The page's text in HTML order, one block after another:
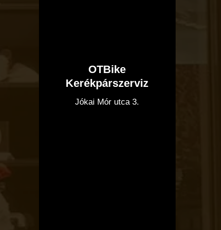
OTBike
Kerékpárszerviz
Jókai Mór utca 3.